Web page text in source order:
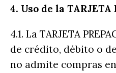
4. Uso de la TARJETA
4.1. La TARJETA
de crédito, débito o
no admite compras